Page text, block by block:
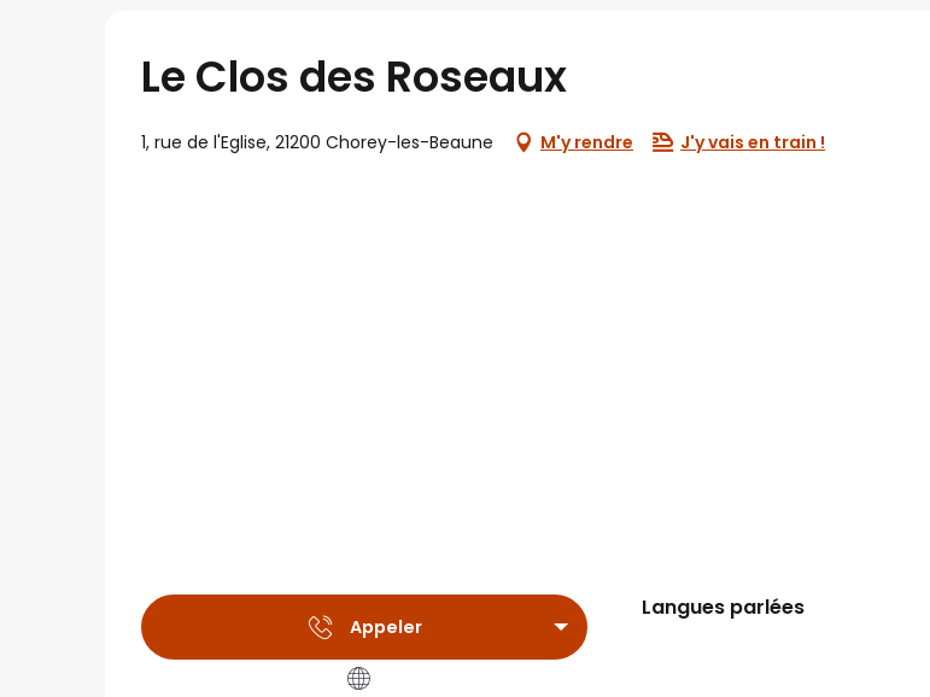
Le Clos des Roseaux
1, rue de l'Eglise, 21200 Chorey-les-Beaune M'y rendre J'y vais en train !
Appeler
Langues parlées
Langues parlées